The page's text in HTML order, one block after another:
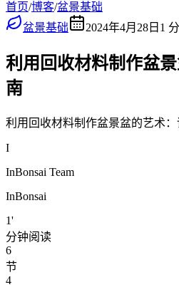
首页/博客/盆景基础
盆景基础
2024年4月28日 1
利用回收材料制作盆
南
利用回收材料制作盆景盆的艺术
I
InBonsai Team
InBonsai
1'
分钟阅读
6
节
4